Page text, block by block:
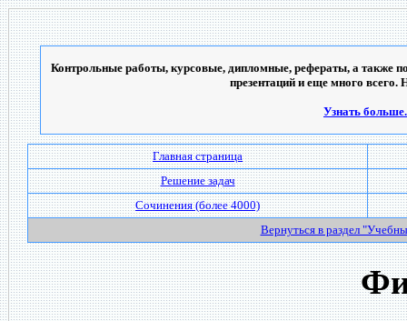
Контрольные работы, курсовые, дипломные, рефераты, а также
презентаций и еще много всего.
Узнать
Главная страница
Решение задач
Сочинения (более 4000)
Вернуться в раздел